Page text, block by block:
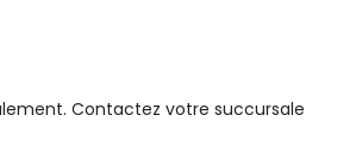
Contactez votre succursale